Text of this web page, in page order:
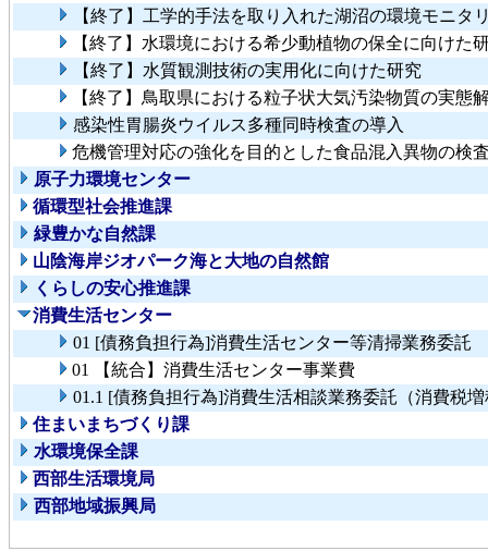
【終了】工学的手法を取り入れた湖沼の環境モニタ
【終了】水環境における希少動植物の保全に向けた
【終了】水質観測技術の実用化に向けた研究
【終了】鳥取県における粒子状大気汚染物質の実
感染性胃腸炎ウイルス多種同時検査の導入
危機管理対応の強化を目的とした食品混入異物の検
原子力環境センター
循環型社会推進課
緑豊かな自然課
山陰海岸ジオパーク海と大地の自然館
くらしの安心推進課
消費生活センター
01 [債務負担行為]消費生活センター等清掃業務委託
01 【統合】消費生活センター事業費
01.1 [債務負担行為]消費生活相談業務委託（消費税
住まいまちづくり課
水環境保全課
西部生活環境局
西部地域振興局